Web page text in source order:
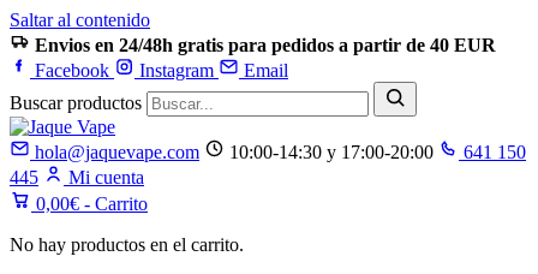
Saltar al contenido
Envios en 24/48h gratis para pedidos a partir de 40 EUR
Facebook
Instagram
Email
Buscar productos
hola@jaquevape.com 10:00-14:30 y 17:00-20:00
641 150
445
Mi cuenta
0,00€ - Carrito
No hay productos en el carrito.